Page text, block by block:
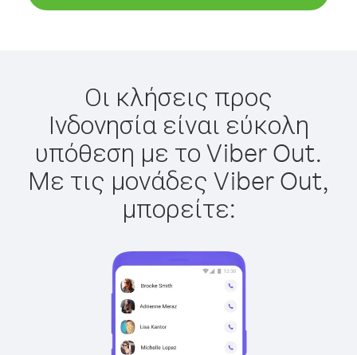
Οι κλήσεις προς
Ινδονησία είναι εύκολη
υπόθεση με το Viber Out.
Με τις μονάδες Viber Out,
μπορείτε: